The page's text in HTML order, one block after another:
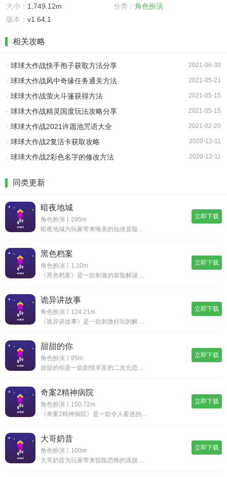
大小： 1,749.12m 分类： 角色扮演
版本： v1.64.1
相关攻略
2021-06-30
· 球球大作战快手孢子获取方法分享
2021-05-21
· 球球大作战风中奇缘任务通关方法
2021-05-15
· 球球大作战萤火斗篷获得方法
2021-05-15
· 球球大作战精灵国度玩法攻略分享
2021-02-20
· 球球大作战2021许愿池咒语大全
2020-12-11
· 球球大作战2复活卡获取攻略
2020-12-11
· 球球大作战2彩色名字的修改方法
同类更新
暗夜地城
角色扮演丨295m
立即下载
黑色档案
角色扮演丨1.10m
立即下载
诡异讲故事
角色扮演丨124.21m
立即下载
甜甜的你
角色扮演丨95m
立即下载
奇案2精神病院
角色扮演丨150.72m
立即下载
大哥奶昔
角色扮演丨100m
立即下载